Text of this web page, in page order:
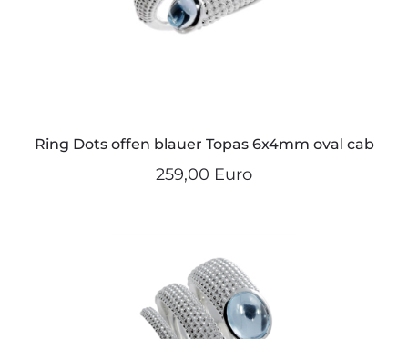
Ring Dots offen blauer Topas 6x4mm oval cab
259,00 Euro